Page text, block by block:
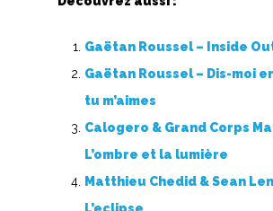
Gaëtan Roussel – Inside
Gaëtan Roussel – Dis-moi
tu m’aimes
Calogero & Grand Corps
L’ombre et la lumière
Matthieu Chedid & Sean
P
R
S